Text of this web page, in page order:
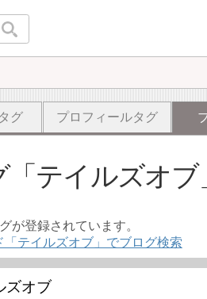
グ プロフィールタグ
テイルズオブ
が登録されています。
「テイルズオブ」でブログ検索